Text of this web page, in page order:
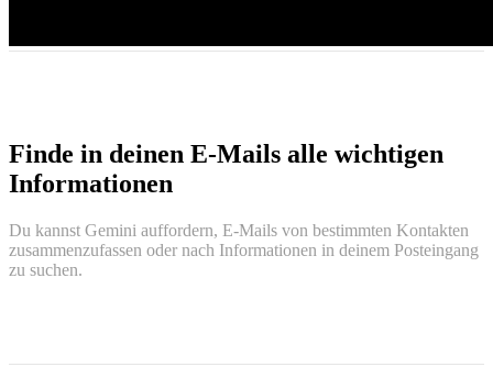
Finde in deinen E‑Mails alle wichtigen
Informationen
Du kannst Gemini auffordern, E‑Mails von bestimmten Kontakten
zusammenzufassen oder nach Informationen in deinem Posteingang
zu suchen.